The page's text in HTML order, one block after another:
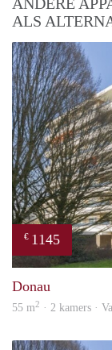
ALS
€ 1145
Donau
55 m2 · 2 kamers ·